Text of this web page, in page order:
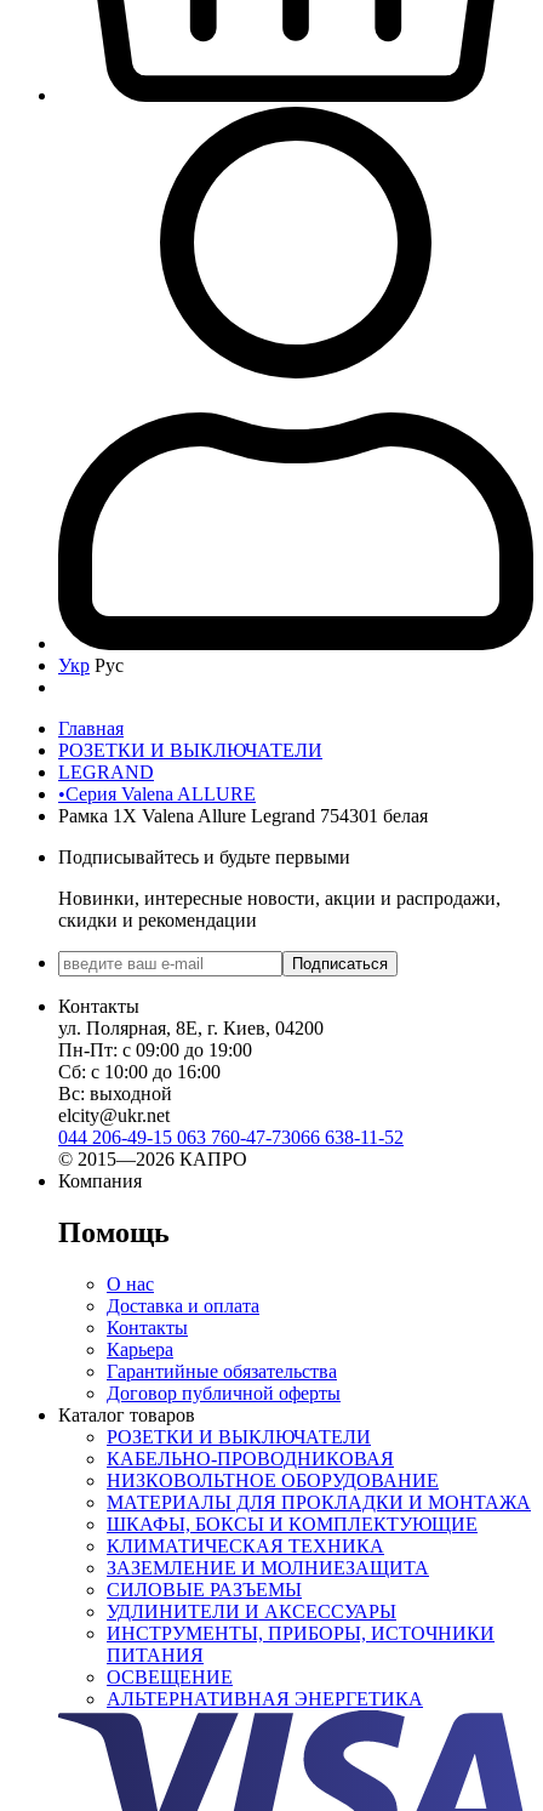
Укр Рус
Главная
РОЗЕТКИ И ВЫКЛЮЧАТЕЛИ
LEGRAND
•Серия Valena ALLURE
Рамка 1Х Valena Allure Legrand 754301 белая
Подписывайтесь и будьте первыми
Новинки, интересные новости, акции и распродажи,
скидки и рекомендации
Подписаться
Контакты
ул. Полярная, 8Е, г. Киев, 04200
Пн-Пт: с 09:00 до 19:00
Сб: с 10:00 до 16:00
Вс: выходной
elcity@ukr.net
044 206-49-15 063 760-47-73066 638-11-52
© 2015—2026 КАПРО
Компания
Помощь
О нас
Доставка и оплата
Контакты
Карьера
Гарантийные обязательства
Договор публичной оферты
Каталог товаров
РОЗЕТКИ И ВЫКЛЮЧАТЕЛИ
КАБЕЛЬНО-ПРОВОДНИКОВАЯ
НИЗКОВОЛЬТНОЕ ОБОРУДОВАНИЕ
МАТЕРИАЛЫ ДЛЯ ПРОКЛАДКИ И МОНТАЖА
ШКАФЫ, БОКСЫ И КОМПЛЕКТУЮЩИЕ
КЛИМАТИЧЕСКАЯ ТЕХНИКА
ЗАЗЕМЛЕНИЕ И МОЛНИЕЗАЩИТА
СИЛОВЫЕ РАЗЪЕМЫ
УДЛИНИТЕЛИ И АКСЕССУАРЫ
ИНСТРУМЕНТЫ, ПРИБОРЫ, ИСТОЧНИКИ
ПИТАНИЯ
ОСВЕЩЕНИЕ
АЛЬТЕРНАТИВНАЯ ЭНЕРГЕТИКА